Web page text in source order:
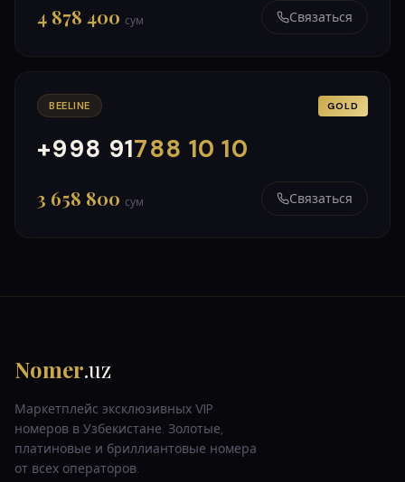
4 878 400 сум Связаться
BEELINE GOLD
+998 91788 10 10
000
999
3 658 800 сум Связаться
Nomer.uz
Маркетплейс эксклюзивных VIP
номеров в Узбекистане. Золотые,
платиновые и бриллиантовые номера
от всех операторов.